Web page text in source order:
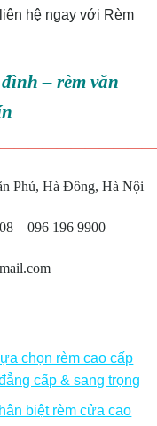
hệ ngay với Rèm
– rèm văn
Phú, Hà Đông, Hà Nội
– 096 196 9900
chọn rèm cao cấp
cấp & sang trọng
biệt rèm cửa cao